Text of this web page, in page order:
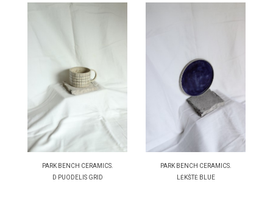
PARK BENCH CERAMICS.
D PUODELIS GRID
PARK BENCH CERAMICS.
LĖKŠTĖ BLUE